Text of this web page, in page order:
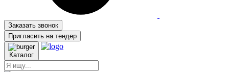
Заказать звонок
Пригласить на тендер
Каталог